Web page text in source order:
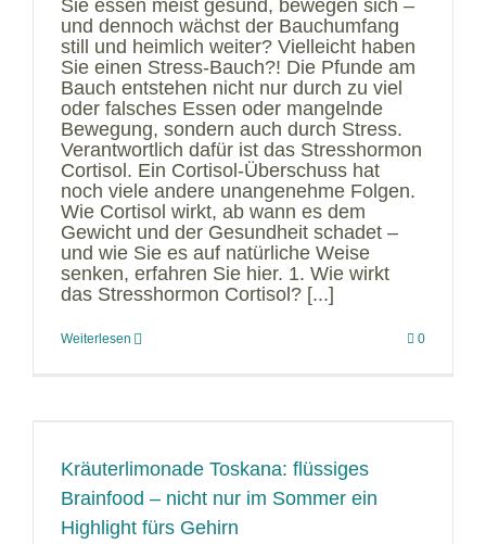
Sie essen meist gesund, bewegen sich –
und dennoch wächst der Bauchumfang
still und heimlich weiter? Vielleicht haben
Sie einen Stress-Bauch?! Die Pfunde am
Bauch entstehen nicht nur durch zu viel
oder falsches Essen oder mangelnde
Bewegung, sondern auch durch Stress.
Verantwortlich dafür ist das Stresshormon
Cortisol. Ein Cortisol-Überschuss hat
noch viele andere unangenehme Folgen.
Wie Cortisol wirkt, ab wann es dem
Gewicht und der Gesundheit schadet –
und wie Sie es auf natürliche Weise
senken, erfahren Sie hier. 1. Wie wirkt
das Stresshormon Cortisol? [...]
Weiterlesen 0
Kräuterlimonade Toskana: flüssiges
Brainfood – nicht nur im Sommer ein
Highlight fürs Gehirn